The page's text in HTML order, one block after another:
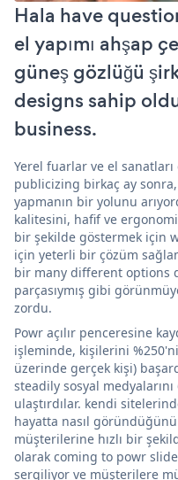
Hala have
el yapımı ahşap
güneş gözlüğü
designs sahip
business.
Yerel fuarlar ve el
publicizing birkaç ay
yapmanın bir yolunu
kalitesini, hafif ve
bir şekilde göstermek için
için yeterli bir çözüm
bir many different options
parçasıymış gibi
zordu.
Powr açılır penceresine
işleminde, kişilerini
üzerinde gerçek kişi)
steadily sosyal
ulaştırdılar. kendi
hayatta nasıl
müşterilerine hızlı bir
olarak coming to powr
sergiliyor ve müşterilere